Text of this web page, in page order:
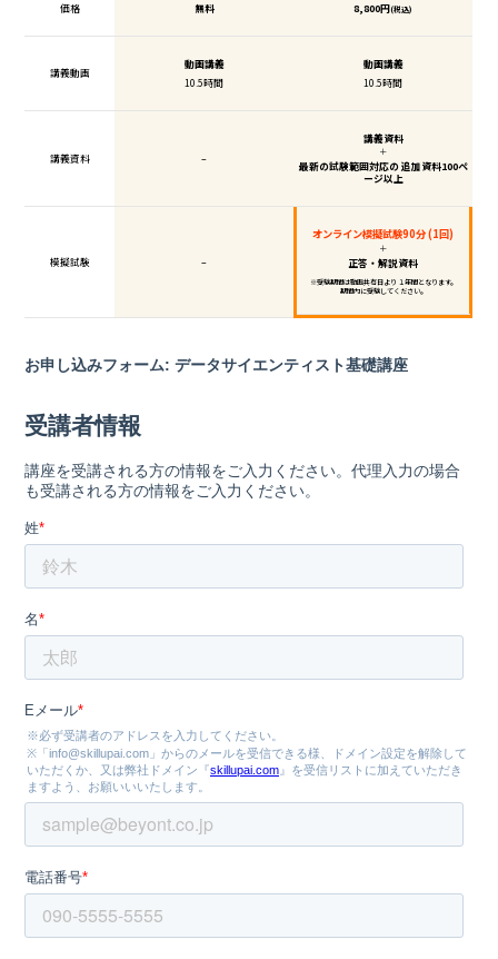
価格 無料 8,800円(税込)
講義動画
動画講義
10.5時間
動画講義
10.5時間
講義資料 –
講義資料
＋
最新の試験範囲対応の 追加資料100ペ
ージ以上
模擬試験 –
オンライン模擬試験90分 (1回)
＋
正答・解説資料
※受験期間は動画共有日より １年間となります。
期間内に受験してください。